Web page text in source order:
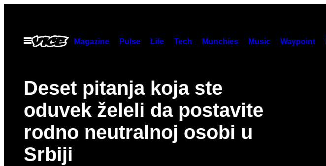
садржај
Otvori
Meni
Magazine Pulse Life Tech Munchies Music Waypoint
Deset pitanja koja ste
oduvek želeli da postavite
rodno neutralnoj osobi u
Srbiji